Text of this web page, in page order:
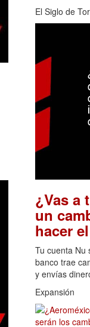
El Siglo de
¿Vas a
un
hacer
Tu cuenta Nu
banco trae
y envías
Expansión